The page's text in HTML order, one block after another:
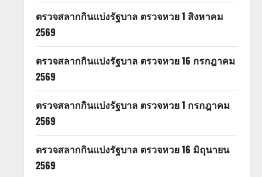
ตรวจสลากกินแบ่งรัฐบาล ตรวจหวย 1 สิงหาคม
2569
ตรวจสลากกินแบ่งรัฐบาล ตรวจหวย 16 กรกฎาคม
2569
ตรวจสลากกินแบ่งรัฐบาล ตรวจหวย 1 กรกฎาคม
2569
ตรวจสลากกินแบ่งรัฐบาล ตรวจหวย 16 มิถุนายน
2569